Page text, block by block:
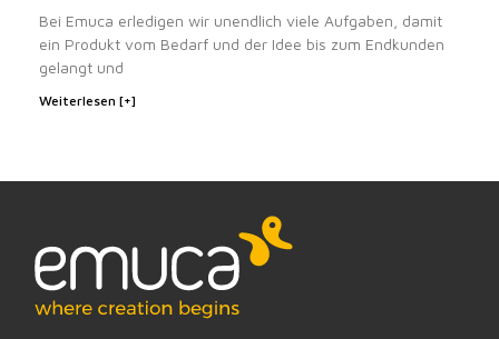
Bei Emuca erledigen wir unendlich viele Aufgaben, damit
ein Produkt vom Bedarf und der Idee bis zum Endkunden
gelangt und
Weiterlesen [+]